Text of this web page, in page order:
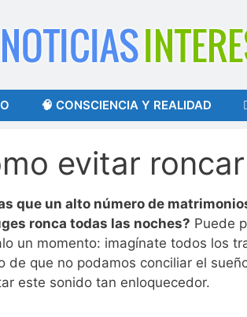
🧠 CONSCIENCIA Y REALIDAD
evitar roncar
que un alto número de
ronca todas las noches? Puede
un momento: imagínate todos los
de que no podamos conciliar el
este sonido tan enloquecedor.